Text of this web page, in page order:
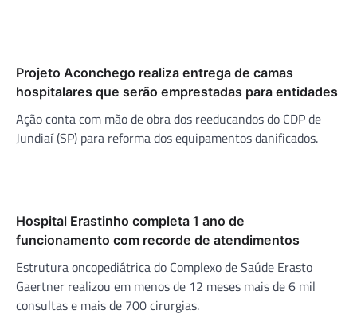
Projeto Aconchego realiza entrega de camas
hospitalares que serão emprestadas para entidades
Ação conta com mão de obra dos reeducandos do CDP de
Jundiaí (SP) para reforma dos equipamentos danificados.
Hospital Erastinho completa 1 ano de
funcionamento com recorde de atendimentos
Estrutura oncopediátrica do Complexo de Saúde Erasto
Gaertner realizou em menos de 12 meses mais de 6 mil
consultas e mais de 700 cirurgias.